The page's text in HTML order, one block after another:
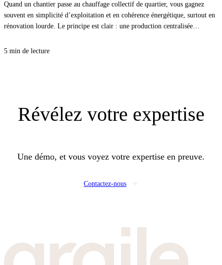
Quand un chantier passe au chauffage collectif de quartier, vous gagnez
souvent en simplicité d’exploitation et en cohérence énergétique, surtout en
rénovation lourde. Le principe est clair : une production centralisée
stations et l’équilibrage. Pour vos clients, c’est une facture plus stable et
5 min de lecture
Révélez votre expertise
Une démo, et vous voyez votre expertise en preuve.
Contactez-nous